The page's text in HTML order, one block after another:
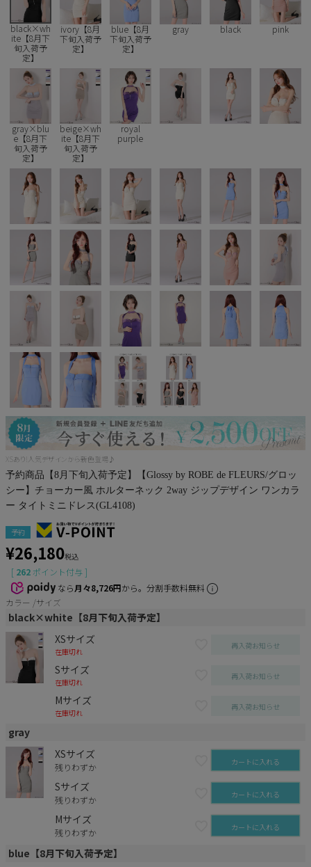
COMEX
Rechercher
Pleaser
black×wh
ite【8月下
旬入荷予
定】
ivory【8月
下旬入荷予
定】
blue【8月
下旬入荷予
定】
gray black pink
gray×blu
e【8月下
旬入荷予
定】
beige×wh
ite【8月下
旬入荷予
定】
royal
purple
XSあり!人気デザインから新色登場♪
予約商品【8月下旬入荷予定】【Glossy by ROBE de FLEURS/グロッ
シー】チョーカー風 ホルターネック 2way ジップデザイン ワンカラ
ー タイトミニドレス(GL4108)
予約
¥26,180税込
[ 262 ポイント付与 ]
なら月々8,726円から。分割手数料無料
カラー
サイズ
black×white【8月下旬入荷予定】
XSサイズ
在庫切れ
再入荷お知らせ
Sサイズ
在庫切れ
再入荷お知らせ
Mサイズ
在庫切れ
再入荷お知らせ
gray
XSサイズ
残りわずか カートに入れる
Sサイズ
残りわずか カートに入れる
Mサイズ
残りわずか カートに入れる
blue【8月下旬入荷予定】